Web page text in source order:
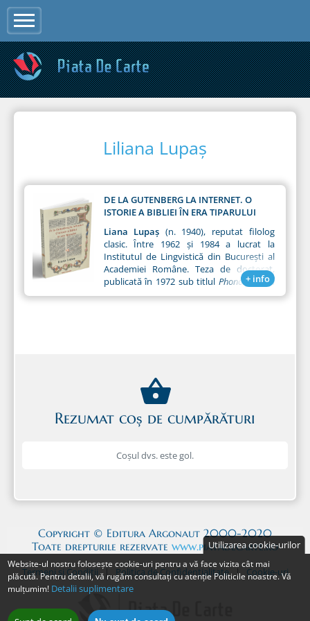
Utilizarea cookie-urilor
Website-ul nostru folosește cookie-uri pentru a vă face vizita cât mai
plăcută. Pentru detalii, vă rugăm consultați cu atenție Politicile noastre. Vă
mulțumim! Detalii suplimentare
Liliana Lupaș
DE LA GUTENBERG LA INTERNET. O
ISTORIE A BIBLIEI ÎN ERA TIPARULUI
Liana Lupaș (n. 1940), reputat filolog
clasic. Între 1962 și 1984 a lucrat la
Institutul de Lingvistică din București al
Academiei Române. Teza de doctorat,
publicată în 1972 sub titlulPhonologie du
grec attique,a primit de la Academie
+ info
Rezumat coș de cumpărături
Coșul dvs. este gol.
Copyright © Editura Argonaut 2000-2020
Toate drepturile rezervate www.piatadecarte.ro
Termeni și Condiții | Politica de Confidențialitate | Cookie-uri